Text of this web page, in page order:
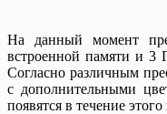
На данный момент
встроенной памяти и 3
Согласно различным
с дополнительными
появятся в течение этого